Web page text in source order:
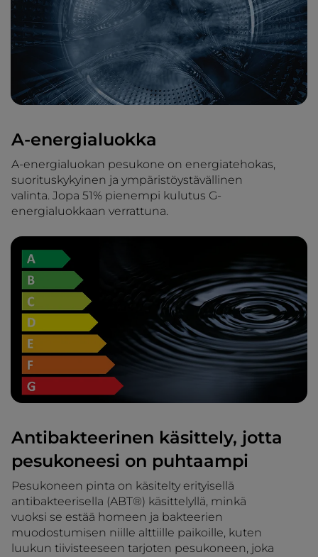
A-energialuokka
A-energialuokan pesukone on energiatehokas,
suorituskykyinen ja ympäristöystävällinen
valinta. Jopa 51% pienempi kulutus G-
energialuokkaan verrattuna.
Antibakteerinen käsittely, jotta
pesukoneesi on puhtaampi
Pesukoneen pinta on käsitelty erityisellä
antibakteerisella (ABT®) käsittelyllä, minkä
vuoksi se estää homeen ja bakteerien
muodostumisen niille alttiille paikoille, kuten
luukun tiivisteeseen tarjoten pesukoneen, joka